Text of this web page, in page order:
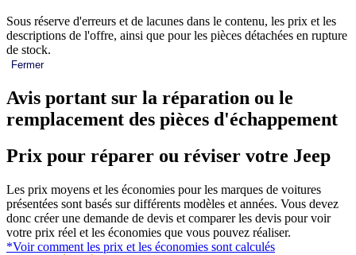
Sous réserve d'erreurs et de lacunes dans le contenu, les prix et les
descriptions de l'offre, ainsi que pour les pièces détachées en rupture
de stock.
Fermer
Avis portant sur la réparation ou le
remplacement des pièces d'échappement
Prix pour réparer ou réviser votre Jeep
Les prix moyens et les économies pour les marques de voitures
présentées sont basés sur différents modèles et années. Vous devez
donc créer une demande de devis et comparer les devis pour voir
votre prix réel et les économies que vous pouvez réaliser.
*Voir comment les prix et les économies sont calculés